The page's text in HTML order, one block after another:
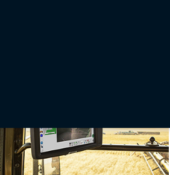
Je fundierter Ihre Informationen sind,